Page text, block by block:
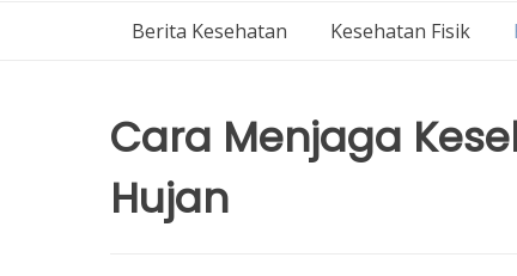
Berita Kesehatan Kesehatan Fisik
Cara Menjaga
Hujan